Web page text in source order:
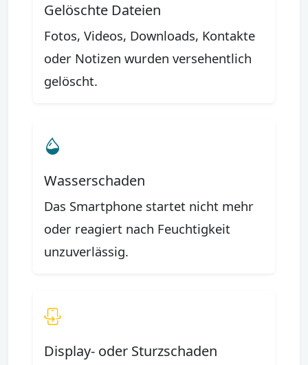
Gelöschte Dateien
Fotos, Videos, Downloads, Kontakte
oder Notizen wurden versehentlich
gelöscht.
Wasserschaden
Das Smartphone startet nicht mehr
oder reagiert nach Feuchtigkeit
unzuverlässig.
Display- oder Sturzschaden